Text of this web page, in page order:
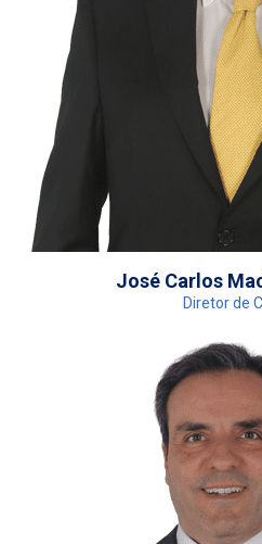
José Carlos
Diretor de